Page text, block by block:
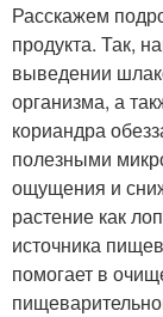
Расскажем
продукта. Так,
выведении
организма, а
кориандра
полезными
ощущения и
растение как
источника
помогает в